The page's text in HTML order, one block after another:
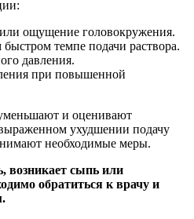
ощущение головокружения.
темпе подачи раствора.
давления.
при повышенной
и оценивают
ухудшении подачу
необходимые меры.
возникает сыпь или
обратиться к врачу и